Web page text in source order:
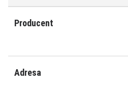
Producent
Adresa